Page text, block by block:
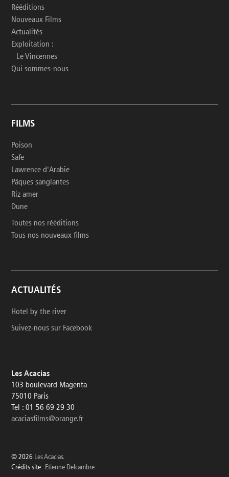
Rééditions
Nouveaux Films
Actualités
Exploitation :
Le Vincennes
Qui sommes-nous
FILMS
Poison
Safe
Lawrence d'Arabie
Pâques sanglantes
Riz amer
Dune
Toutes nos rééditions
Tous nos nouveaux films
ACTUALITÉS
Hotel by the river
Suivez-nous sur Facebook
Les Acacias
103 boulevard Magenta
75010 Paris
Tel : 01 56 69 29 30
acaciasfilms@orange.fr
© 2026 Les Acacias.
Crédits site : Etienne Delcambre